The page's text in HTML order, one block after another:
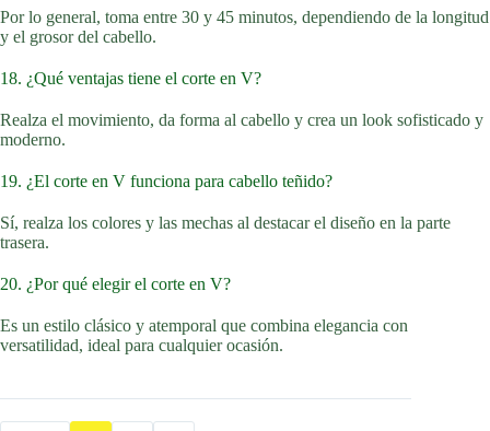
Por lo general, toma entre 30 y 45 minutos, dependiendo de la longitud
y el grosor del cabello.
18. ¿Qué ventajas tiene el corte en V?
Realza el movimiento, da forma al cabello y crea un look sofisticado y
moderno.
19. ¿El corte en V funciona para cabello teñido?
Sí, realza los colores y las mechas al destacar el diseño en la parte
trasera.
20. ¿Por qué elegir el corte en V?
Es un estilo clásico y atemporal que combina elegancia con
versatilidad, ideal para cualquier ocasión.